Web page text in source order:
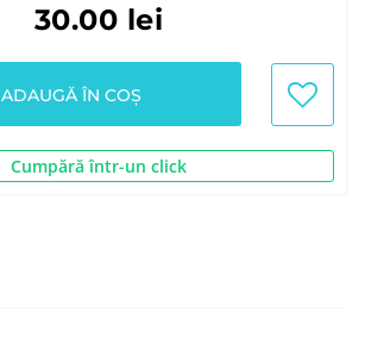
30.00 lei
ADAUGĂ ÎN COȘ
Cumpără într-un click